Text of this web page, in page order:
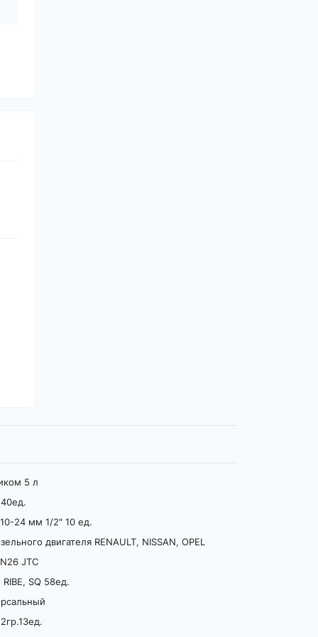
5 л
24 мм 1/2" 10 ед.
двигателя RENAULT, NISSAN, OPEL
JTC
SQ 58ед.